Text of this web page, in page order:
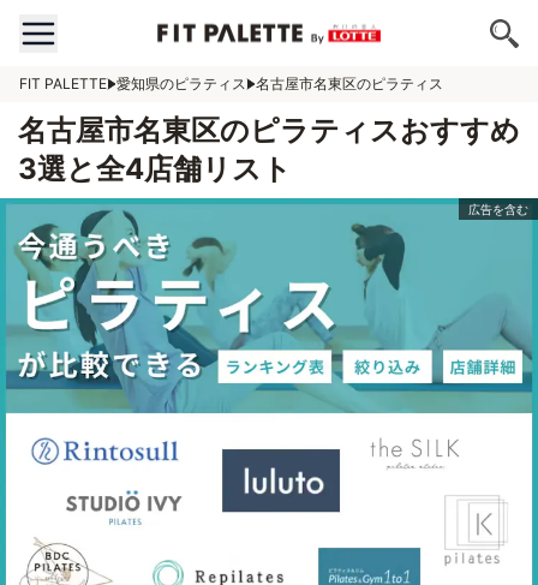
FIT PALETTE 愛知県のピラティス 名古屋市名東区のピラティス
名古屋市名東区のピラティスおすすめ
3選と全4店舗リスト